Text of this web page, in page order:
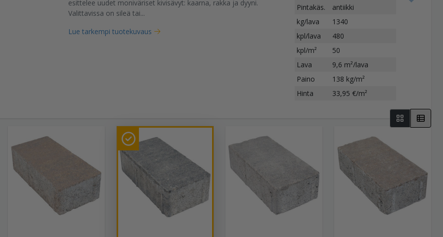
esittelee uudet moniväriset kivisävyt: kaarna, rakka ja dyyni.
Valittavissa on sileä tai...
Lue tarkempi tuotekuvaus
Pintakäs.
antiikki
kg/lava
1340
kpl/lava
480
kpl/m²
50
Lava
9,6 m²/lava
Paino
138 kg/m²
Hinta
33,95 €/m²